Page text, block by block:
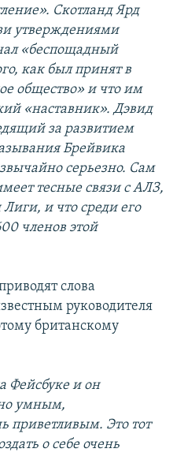
Скотланд Ярд
утверждениями
«беспощадный
как был принят в
общество» и что им
«наставник». Дэвид
за развитием
Брейвика
серьезно. Сам
тесные связи с АЛЗ,
Лиги, и что среди его
членов этой
слова
руководителя
британскому
Фейсбуке и он
умным,
приветливым. Это тот
о себе очень